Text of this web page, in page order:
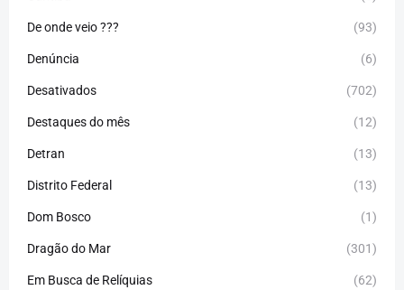
De onde veio ??? (93)
Denúncia (6)
Desativados (702)
Destaques do mês (12)
Detran (13)
Distrito Federal (13)
Dom Bosco (1)
Dragão do Mar (301)
Em Busca de Relíquias (62)